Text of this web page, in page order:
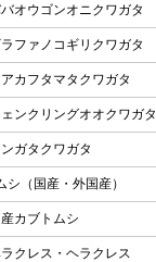
オウゴンオニクワガタ
ファノコギリクワガタ
カフタマタクワガタ
ンクリングオオクワガタ
ンガタクワガタ
シ（国産・外国産）
カブトムシ
クレス・ヘラクレス